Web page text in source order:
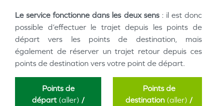
Le service fonctionne dans les deux sens: il est donc
possible d’effectuer le trajet depuis les points de
départ vers les points de destination, mais
également de réserver un trajet retour depuis ces
points de destination vers votre point de départ.
Points de
départ(aller) /
Points de
destination (aller) /